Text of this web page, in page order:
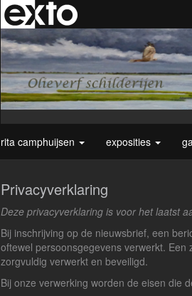
rita camphuijsen exposities
Privacyverklaring
Deze privacyverklaring is voor het laatst
Bij inschrijving op de nieuwsbrief, een
oftewel persoonsgegevens verwerkt.
zorgvuldig verwerkt en beveiligd.
Bij onze verwerking worden de eisen die